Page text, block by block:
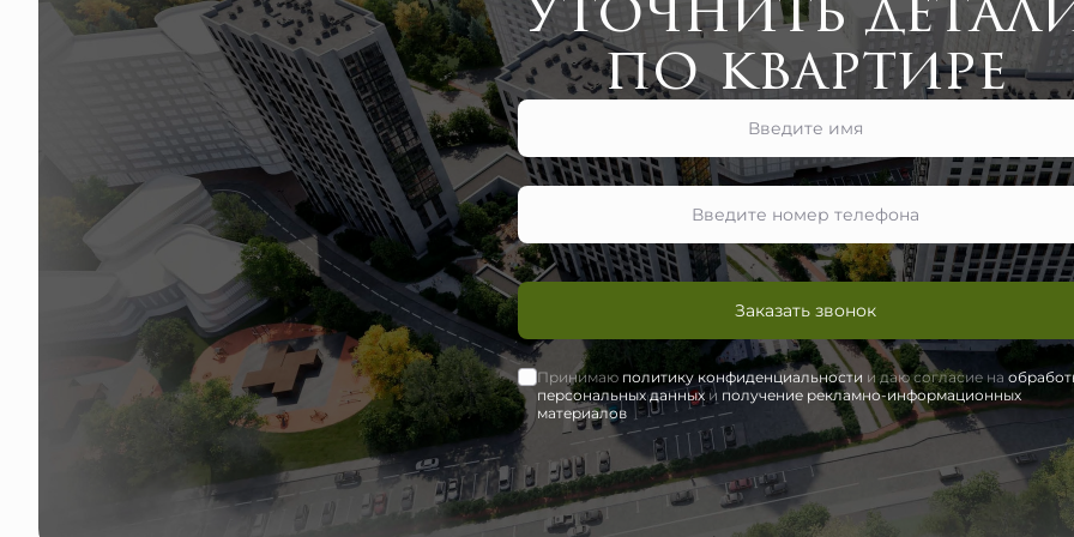
по квартире
Заказать звонок
Принимаю политику конфиденциальности и даю согласие на
персональных данныхи получение рекламно-информационных
материалов